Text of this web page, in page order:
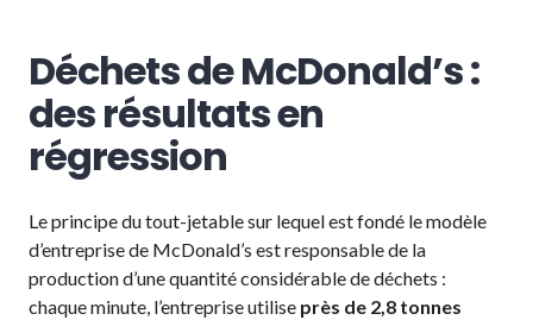
Déchets de McDonald’s :
des résultats en
régression
Le principe du tout-jetable sur lequel est fondé le modèle
d’entreprise de McDonald’s est responsable de la
production d’une quantité considérable de déchets :
chaque minute, l’entreprise utilise près de 2,8 tonnes